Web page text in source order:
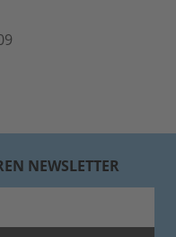
NEWSLETTER